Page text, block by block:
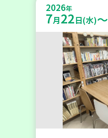
2026年
7月22日(水)～